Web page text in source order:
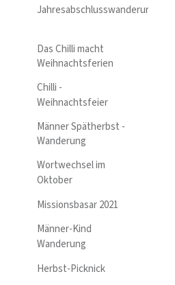
Jahresabschlusswanderung
Das Chilli macht
Weihnachtsferien
Chilli -
Weihnachtsfeier
Männer Spätherbst -
Wanderung
Wortwechsel im
Oktober
Missionsbasar 2021
Männer-Kind
Wanderung
Herbst-Picknick